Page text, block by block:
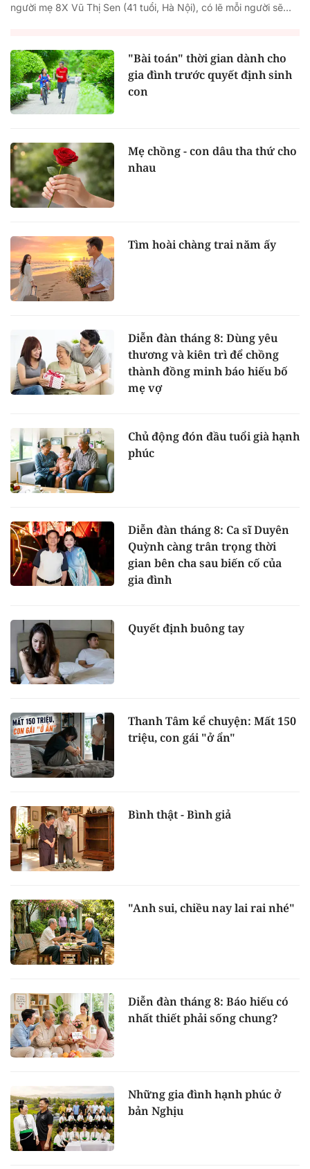
người mẹ 8X Vũ Thị Sen (41 tuổi, Hà Nội), có lẽ mỗi người sẽ...
"Bài toán" thời gian dành cho
gia đình trước quyết định sinh
con
Mẹ chồng - con dâu tha thứ cho
nhau
Tìm hoài chàng trai năm ấy
Diễn đàn tháng 8: Dùng yêu
thương và kiên trì để chồng
thành đồng minh báo hiếu bố
mẹ vợ
Chủ động đón đầu tuổi già hạnh
phúc
Diễn đàn tháng 8: Ca sĩ Duyên
Quỳnh càng trân trọng thời
gian bên cha sau biến cố của
gia đình
Quyết định buông tay
Thanh Tâm kể chuyện: Mất 150
triệu, con gái "ở ẩn"
Bình thật - Bình giả
"Anh sui, chiều nay lai rai nhé"
Diễn đàn tháng 8: Báo hiếu có
nhất thiết phải sống chung?
Những gia đình hạnh phúc ở
bản Nghịu